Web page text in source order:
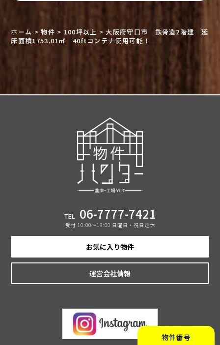
物件番号
ホーム >物件 > 100坪以上 >大阪府守口市 鉄骨造2階建 延
床面積1753.01㎡ 40ftコンテナ使用可能！
TEL 06-7777-7421
受付 10:00〜18:00 日曜日・祝日定休
お気に入り物件
運営会社情報